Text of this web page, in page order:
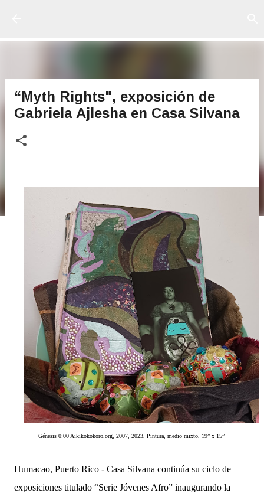
“Myth Rights", exposición de
Gabriela Ajlesha en Casa Silvana
Génesis 0:00 Aikikokokoro.org, 2007, 2023, Pintura, medio mixto, 19” x 15”
Humacao, Puerto Rico - Casa Silvana continúa su ciclo de
exposiciones titulado “Serie Jóvenes Afro” inaugurando la